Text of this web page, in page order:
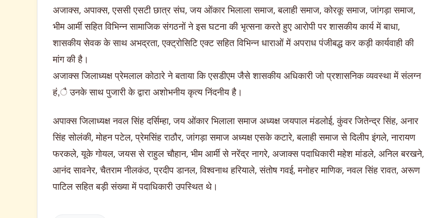
अजाक्स, अपाक्स, एससी एसटी छात्र संघ, जय ओंकार भिलाला समाज, बलाही समाज, कोरकू समाज, जांगड़ा समाज,
भीम आर्मी सहित विभिन्न सामाजिक संगठनों ने इस घटना की भृत्सना करते हुए आरोपी पर शासकीय कार्य में बाधा,
शासकीय सेवक के साथ अभद्रता, एक्ट्रोसिटि एक्ट सहित विभिन्न धाराओं में अपराध पंजीबद्ध कर कड़ी कार्यवाही की
मांग की है।
अजाक्स जिलाध्यक्ष प्रेमलाल कोठारे ने बताया कि एसडीएम जैसे शासकीय अधिकारी जो प्रशासनिक व्यवस्था में संलग्न
हं,ै उनके साथ पुजारी के द्वारा अशोभनीय कृत्य निंदनीय है।
अपाक्स जिलाध्यक्ष नवल सिंह दर्सिम्हा, जय ओंकार भिलाला समाज अध्यक्ष जयपाल मंडलोई, कुंवर जितेन्द्र सिंह, अनार
सिंह सोलंकी, मोहन पटेल, प्रेमसिंह राठौर, जांगड़ा समाज अध्यक्ष एसके कटारे, बलाही समाज से दिलीप इंगले, नारायण
फरकले, यूके गोयल, जयस से राहुल चौहान, भीम आर्मी से नरेंद्र नागरे, अजाक्स पदाधिकारी महेश मांडले, अनिल बरखने,
आनंद सावनेर, चैतराम नीलकंठ, प्रदीप डानल, विश्वनाथ हरियाले, संतोष गवई, मनोहर माणिक, नवल सिंह रावत, अरूण
पाटिल सहित बड़ी संख्या में पदाधिकारी उपस्थित थे।